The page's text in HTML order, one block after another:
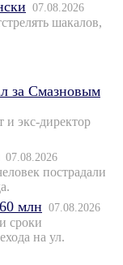
07.08.2026
шакалов,
за Смазновым
и экс-директор
07.08.2026
пострадали
млн 07.08.2026
сроки
на ул.